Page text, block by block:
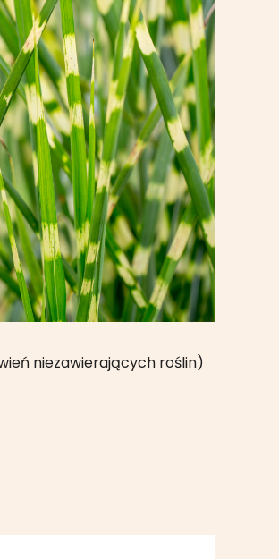
niezawierających roślin)